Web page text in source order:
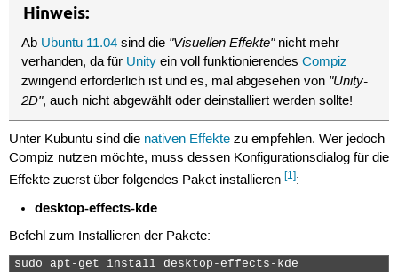
Hinweis:
Ab Ubuntu 11.04 sind die "Visuellen Effekte"nicht mehr
verhanden, da für Unity ein voll funktionierendesCompiz
zwingend erforderlich ist und es, mal abgesehen von "Unity-
2D", auch nicht abgewählt oder deinstalliert werden sollte!
Unter Kubuntu sind die nativen Effektezu empfehlen. Wer jedoch
Compiz nutzen möchte, muss dessen Konfigurationsdialog für die
Effekte zuerst über folgendes Paket installieren [1]:
desktop-effects-kde
Befehl zum Installieren der Pakete:
sudo apt-get install desktop-effects-kde